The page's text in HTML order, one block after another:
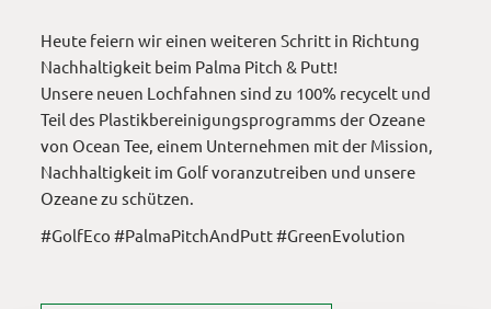
Heute feiern wir einen weiteren Schritt in Richtung
Nachhaltigkeit beim Palma Pitch & Putt!
Unsere neuen Lochfahnen sind zu 100% recycelt und
Teil des Plastikbereinigungsprogramms der Ozeane
von Ocean Tee , einem Unternehmen mit der Mission,
Nachhaltigkeit im Golf voranzutreiben und unsere
Ozeane zu schützen.
#GolfEco #PalmaPitchAndPutt #GreenEvolution